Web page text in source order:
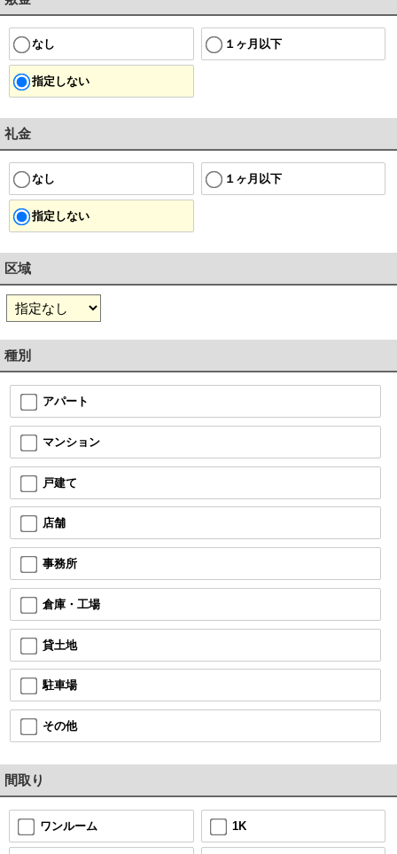
なし １ヶ月以下
指定しない
礼金
なし １ヶ月以下
指定しない
区域
種別
アパート
マンション
戸建て
店舗
事務所
倉庫・工場
貸土地
駐車場
その他
間取り
ワンルーム 1K